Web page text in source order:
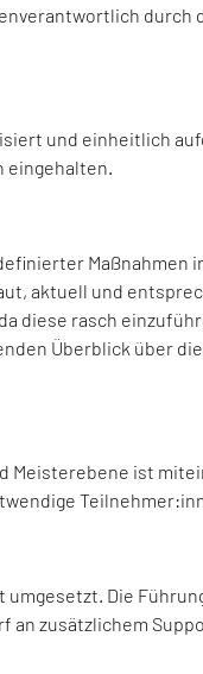
durch
und einheitlich
eingehalten.
Maßnahmen
aktuell und
diese rasch
Überblick über
Meisterebene ist
umgesetzt. Die
an zusätzlichem